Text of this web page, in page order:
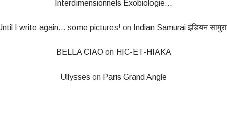
Interdimensionnels Exobiologie...
I write again... some pictures! on Indian Samurai इंडियन
BELLA CIAO on HIC-ET-HIAKA
Ullysses on Paris Grand Angle